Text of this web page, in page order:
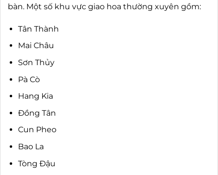
bàn. Một số khu vực giao hoa thường xuyên gồm:
Tân Thành
Mai Châu
Sơn Thủy
Pà Cò
Hang Kia
Đồng Tân
Cun Pheo
Bao La
Tòng Đậu